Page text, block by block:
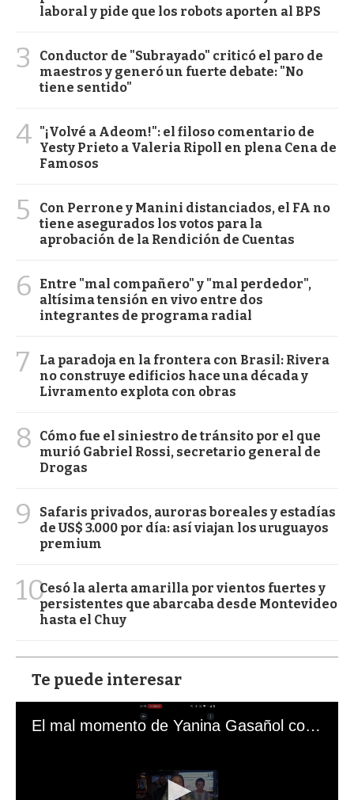
laboral y pide que los robots aporten al BPS
3
Conductor de "Subrayado" criticó el paro de
maestros y generó un fuerte debate: "No
tiene sentido"
4 "¡Volvé a Adeom!": el filoso comentario de
Yesty Prieto a Valeria Ripoll en plena Cena de
Famosos
5
Con Perrone y Manini distanciados, el FA no
tiene asegurados los votos para la
aprobación de la Rendición de Cuentas
6
Entre "mal compañero" y "mal perdedor",
altísima tensión en vivo entre dos
integrantes de programa radial
7
La paradoja en la frontera con Brasil: Rivera
no construye edificios hace una década y
Livramento explota con obras
8
Cómo fue el siniestro de tránsito por el que
murió Gabriel Rossi, secretario general de
Drogas
9
Safaris privados, auroras boreales y estadías
de US$ 3.000 por día: así viajan los uruguayos
premium
10Cesó la alerta amarilla por vientos fuertes y
persistentes que abarcaba desde Montevideo
hasta el Chuy
Te puede interesar
El mal momento de Yanina Gasañol con un hincha argentino en "Subrayado"